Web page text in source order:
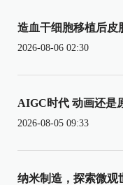
造血干细胞移植后皮
2026-08-06 02:30
AIGC时代 动画还是
2026-08-05 09:33
纳米制造，探索微观